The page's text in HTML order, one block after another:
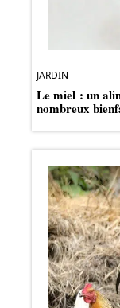
JARDIN
Le miel : un
nombreux